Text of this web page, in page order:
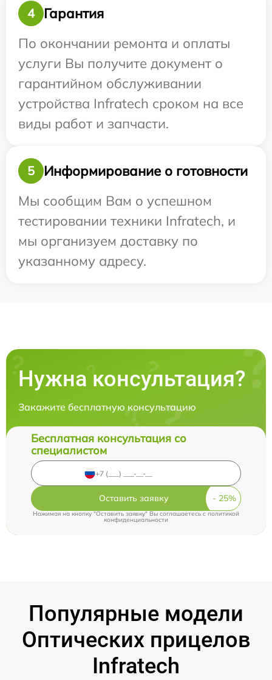
4
Гарантия
По окончании ремонта и оплаты
услуги Вы получите документ о
гарантийном обслуживании
устройства Infratech сроком на все
виды работ и запчасти.
5
Информирование о готовности
Мы сообщим Вам о успешном
тестировании техники Infratech, и
мы организуем доставку по
указанному адресу.
Нужна консультация?
Закажите бесплатную консультацию
Бесплатная консультация со
специалистом
Оставить заявку
Нажимая на кнопку "Оставить заявку" Вы соглашаетесь c политикой
конфиденциальности
Популярные модели
Оптических прицелов
Infratech